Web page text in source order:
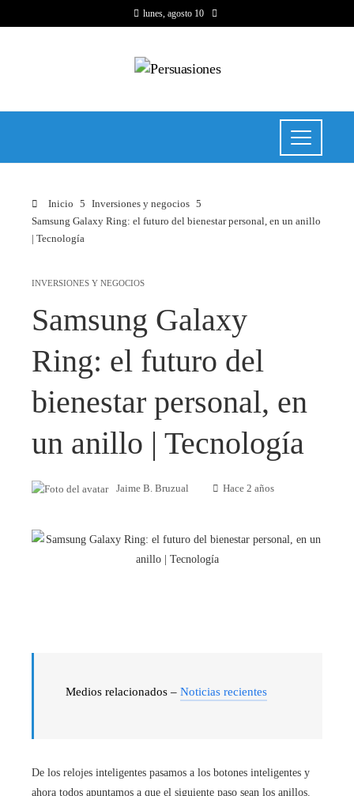
lunes, agosto 10
Inicio
Inversiones y negocios
Samsung Galaxy Ring: el futuro del bienestar personal, en un anillo
| Tecnología
INVERSIONES Y NEGOCIOS
Samsung Galaxy
Ring: el futuro del
bienestar personal, en
un anillo | Tecnología
Jaime B. Bruzual Hace 2 años
Medios relacionados – Noticias recientes
De los relojes inteligentes pasamos a los botones inteligentes y
ahora todos apuntamos a que el siguiente paso sean los anillos.